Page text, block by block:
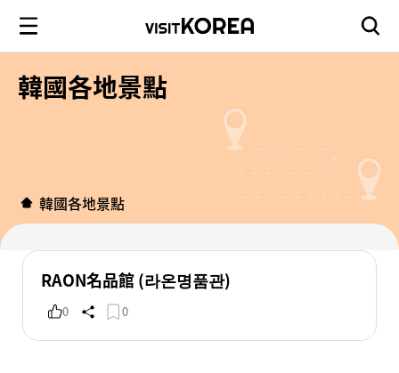
韓國各地景點
韓國各地景點
RAON名品館 (라온명품관)
0 0